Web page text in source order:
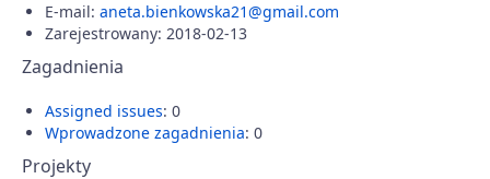
E-mail: aneta.bienkowska21@gmail.com
Zarejestrowany: 2018-02-13
Zagadnienia
Assigned issues: 0
Wprowadzone zagadnienia: 0
Projekty